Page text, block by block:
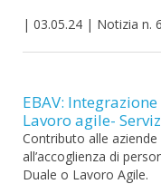
| 03.05.24 | Notizia n.
EBAV:
Lavoro agile-
Contributo alle aziende
all’accoglienza di
Duale o Lavoro Agile.